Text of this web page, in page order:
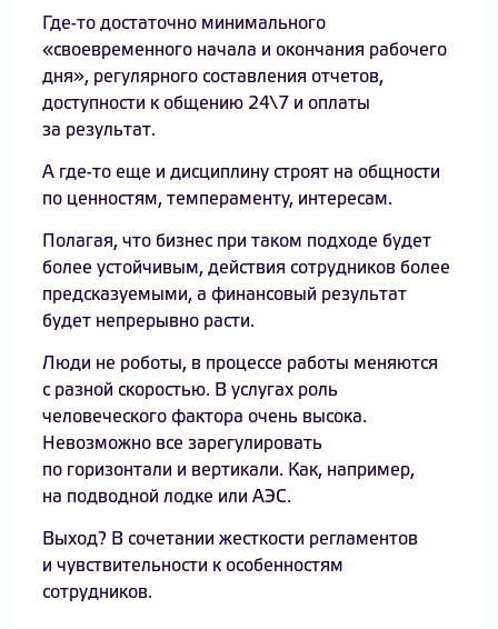
Где-то достаточно минимального
«своевременного начала и окончания рабочего
дня», регулярного составления отчетов,
доступности к общению 24\7 и оплаты
за результат.
А где-то еще и дисциплину строят на общности
по ценностям, темпераменту, интересам.
Полагая, что бизнес при таком подходе будет
более устойчивым, действия сотрудников более
предсказуемыми, а финансовый результат
будет непрерывно расти.
Люди не роботы, в процессе работы меняются
с разной скоростью. В услугах роль
человеческого фактора очень высока.
Невозможно все зарегулировать
по горизонтали и вертикали. Как, например,
на подводной лодке или АЭС.
Выход? В сочетании жесткости регламентов
и чувствительности к особенностям
сотрудников.